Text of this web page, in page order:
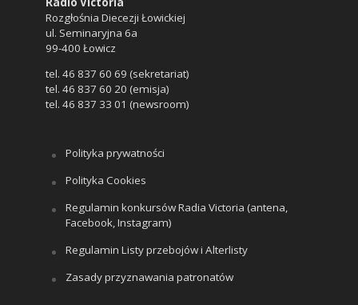
Rozgłośnia Diecezji Łowickiej
ul. Seminaryjna 6a
99-400 Łowicz
tel. 46 837 60 69 (sekretariat)
tel. 46 837 60 20 (emisja)
tel. 46 837 33 01 (newsroom)
Polityka prywatności
Polityka Cookies
Regulamin konkursów Radia Victoria (antena,
Facebook, Instagram)
Regulamin Listy przebojów i Alterlisty
Zasady przyznawania patronatów